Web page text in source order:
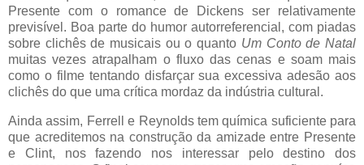
Presente com o romance de Dickens ser relativamente
previsível. Boa parte do humor autorreferencial, com piadas
sobre clichês de musicais ou o quanto Um Conto de Natal
muitas vezes atrapalham o fluxo das cenas e soam mais
como o filme tentando disfarçar sua excessiva adesão aos
clichês do que uma crítica mordaz da indústria cultural.
Ainda assim, Ferrell e Reynolds tem química suficiente para
que acreditemos na construção da amizade entre Presente
e Clint, nos fazendo nos interessar pelo destino dos